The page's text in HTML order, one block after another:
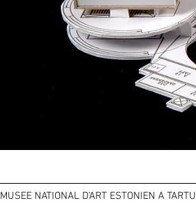
MUSEE NATIONAL D’ART ESTONIEN A TARTU